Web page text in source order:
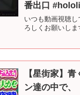
番出口
いつも動画視聴
ろしくお願いし
【星街家】
ン達の中で、